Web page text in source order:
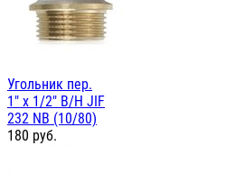
Угольник пер.
1" х 1/2" В/Н JIF
232 NB (10/80)
180 руб.